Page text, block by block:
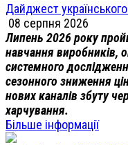
Дайджест
08 серпня 2026
Липень 2026 року
навчання виробників,
системного
сезонного зниження
нових каналів збуту
харчування.
Більше інформації